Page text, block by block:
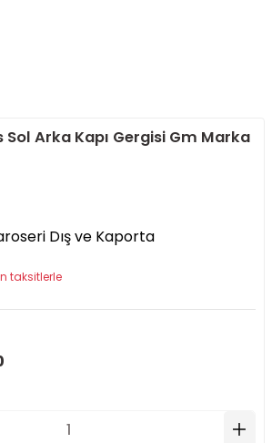
Arka Kapı Gergisi Gm Marka
Dış ve Kaporta
taksitlerle